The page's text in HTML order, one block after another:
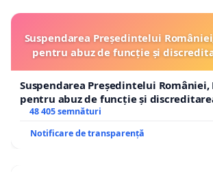
protejează familiile și persoanele în
loc să le împovăreze suplimentar.
1. Austeritatea lovește
vulnerabili
Suspendarea Președintelui
pentru abuz de funcție și
Suspendarea Președintelui României,
pentru abuz de funcție și
48 405 semnături
Notificare de transparență